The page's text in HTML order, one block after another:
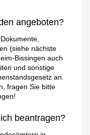
angeboten?
(siehe nächste
Bissingen auch
und sonstige
an.
fragen Sie bitte
beantragen?